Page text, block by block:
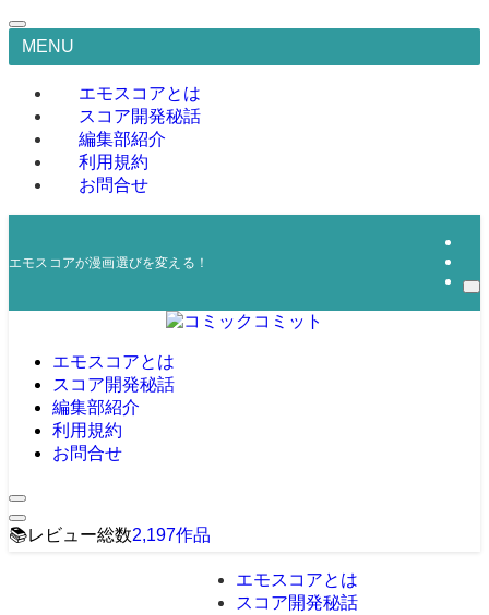
MENU
エモスコアとは
スコア開発秘話
編集部紹介
利用規約
お問合せ
エモスコアが漫画選びを変える！
エモスコアとは
スコア開発秘話
編集部紹介
利用規約
お問合せ
📚レビュー総数2,197作品
エモスコアとは
スコア開発秘話